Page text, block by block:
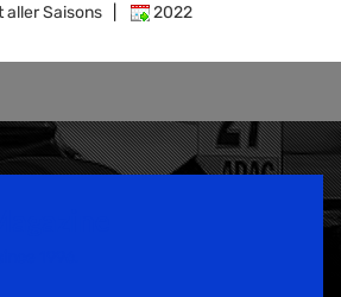
aller Saisons 2022